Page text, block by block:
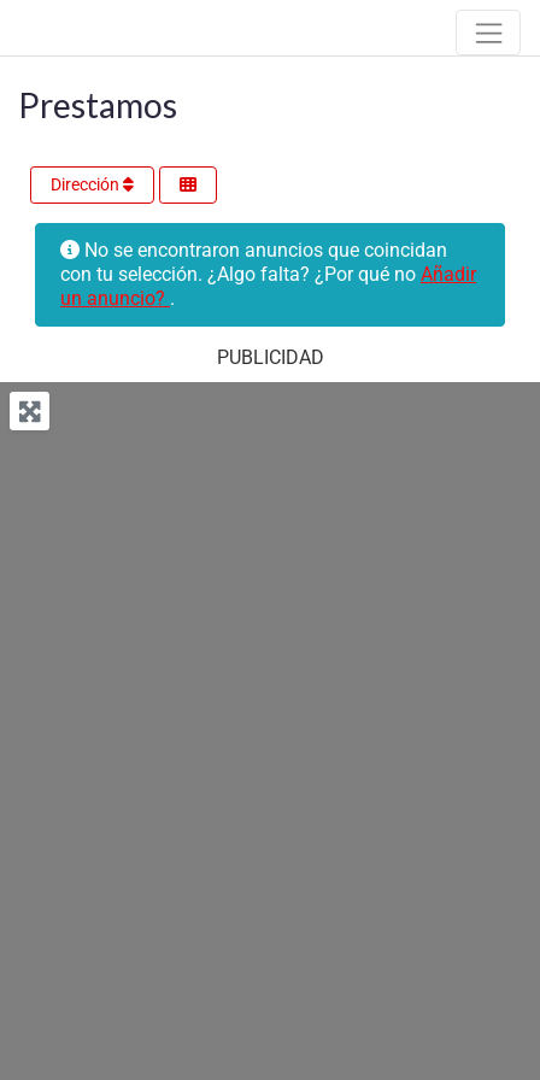
Prestamos
Dirección
No se encontraron anuncios que coincidan
con tu selección. ¿Algo falta? ¿Por qué no Añadir
un anuncio? .
PUBLICIDAD